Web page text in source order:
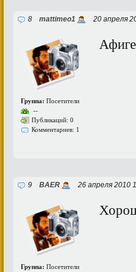
8 mattimeo1 20 апреля
Группа: Посетители
--
Публикаций: 0
Комментариев: 1
9 BAER 26 апреля 2010
Группа: Посетители